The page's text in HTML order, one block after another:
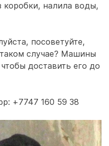
коробки, налила воды,
посоветуйте,
случае? Машины
доставить его до
+7747 160 59 38